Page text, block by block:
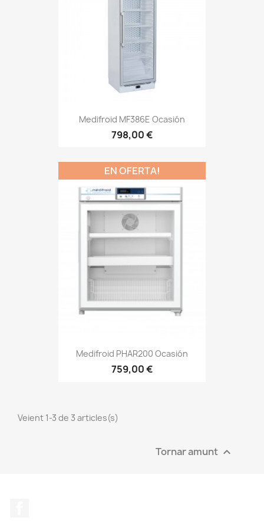
Medifroid MF386E Ocasión
798,00 €
Medifroid PHAR200 Ocasión
759,00 €
EN OFERTA!
Veient 1-3 de 3 articles(s)
Tornar amunt 